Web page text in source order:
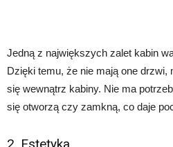
Jedną z największych zalet kabin
Dzięki temu, że nie mają one drzwi,
się wewnątrz kabiny. Nie ma
się otworzą czy zamkną, co daje
2. Estetyka